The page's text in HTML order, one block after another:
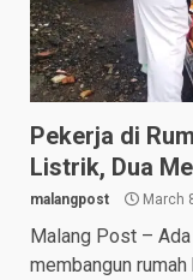
Pekerja di
Listrik, Dua
malangpost March
Malang Post –
membangun